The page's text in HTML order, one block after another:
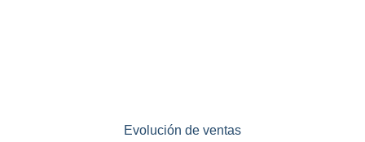
Evolución de ventas